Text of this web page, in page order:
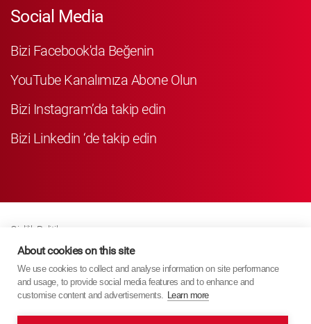
Social Media
Bizi Facebook'da Beğenin
YouTube Kanalımıza Abone Olun
Bizi Instagram’da takip edin
Bizi Linkedin ‘de takip edin
Gizlilik Politikası
Business Partner Privacy
Çerez Poli̇ti̇kasi
Modern Slavery Act Policy
About cookies on this site
We use cookies to collect and analyse information on site performance
and usage, to provide social media features and to enhance and
customise content and advertisements. Learn more